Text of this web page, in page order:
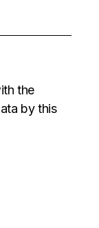
the
by this